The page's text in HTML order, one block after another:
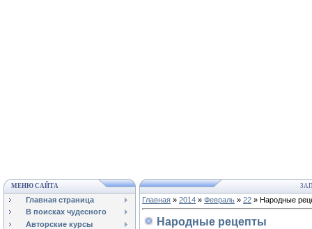
МЕНЮ САЙТА
Главная страница
В поисках чудесного
Авторские курсы
Главная » 2014 » Февраль » 22 » Народные
Народные рецепты